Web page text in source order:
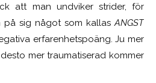
att man undviker strider, för
på sig något som kallasANGST
erfarenhetspoäng. Ju mer
mer traumatiserad kommer